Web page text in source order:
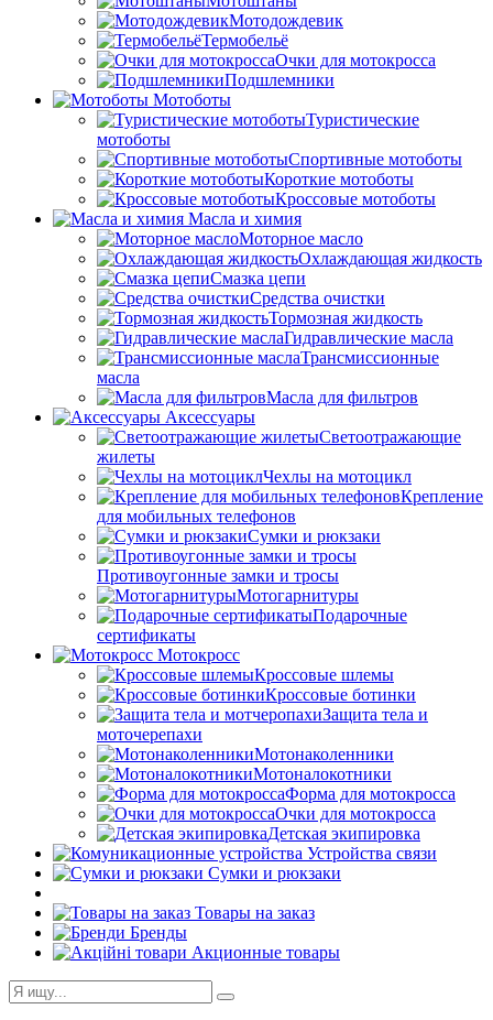
Мотодождевик
Термобельё
Очки для мотокросса
Подшлемники
Мотоботы
Туристические
мотоботы
Спортивные мотоботы
Короткие мотоботы
Кроссовые мотоботы
Масла и химия
Моторное масло
Охлаждающая жидкость
Смазка цепи
Средства очистки
Тормозная жидкость
Гидравлические масла
Трансмиссионные
масла
Масла для фильтров
Аксессуары
Светоотражающие
жилеты
Чехлы на мотоцикл
Крепление
для мобильных телефонов
Сумки и рюкзаки
Противоугонные замки и тросы
Мотогарнитуры
Подарочные
сертификаты
Мотокросс
Кроссовые шлемы
Кроссовые ботинки
Защита тела и
моточерепахи
Мотонаколенники
Мотоналокотники
Форма для мотокросса
Очки для мотокросса
Детская экипировка
Устройства связи
Сумки и рюкзаки
Товары на заказ
Бренды
Акционные товары